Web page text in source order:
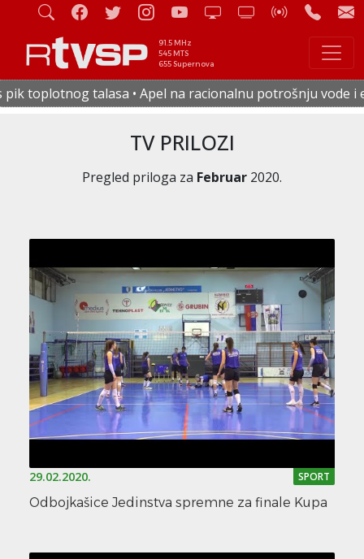
91.5 MHz
545 MTS
655 Supernova
na racionalnu potrošnju vode i električne energije • U
TV PRILOZI
Pregled priloga za Februar 2020.
29.02.2020. SPORT
Odbojkašice Jedinstva spremne za finale Kupa